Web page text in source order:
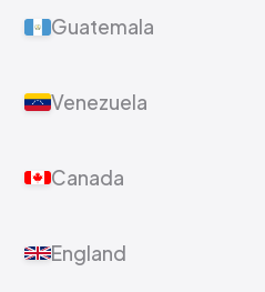
Guatemala
Venezuela
Canada
England